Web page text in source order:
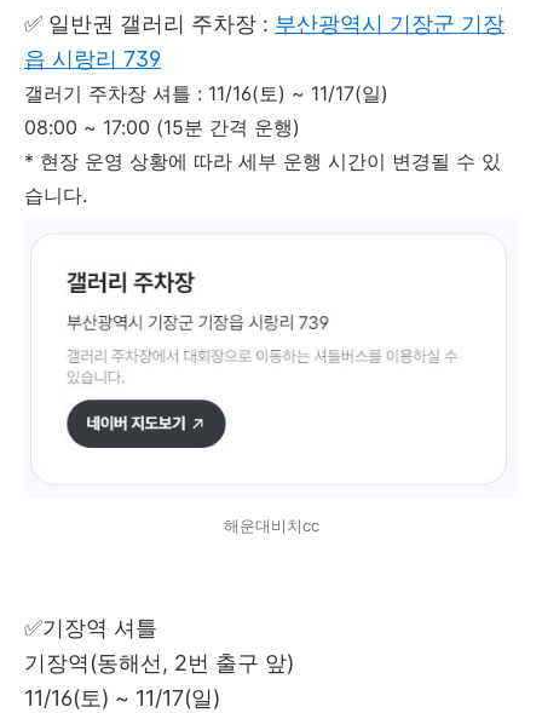
✅ 일반권 갤러리 주차장 : 부산광역시 기장군 기장
읍 시랑리 739
갤러기 주차장 셔틀 : 11/16(토) ~ 11/17(일)
08:00 ~ 17:00 (15분 간격 운행)
* 현장 운영 상황에 따라 세부 운행 시간이 변경될 수 있
습니다.
해운대비치cc
✅기장역 셔틀
기장역(동해선, 2번 출구 앞)
11/16(토) ~ 11/17(일)